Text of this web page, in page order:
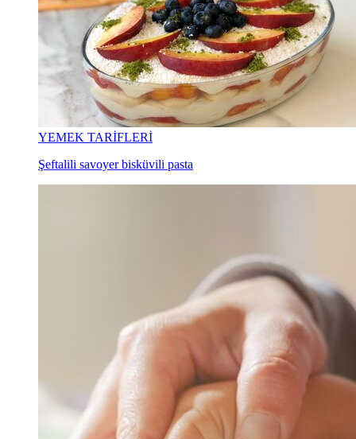
YEMEK TARİFLERİ
Şeftalili savoyer bisküvili pasta